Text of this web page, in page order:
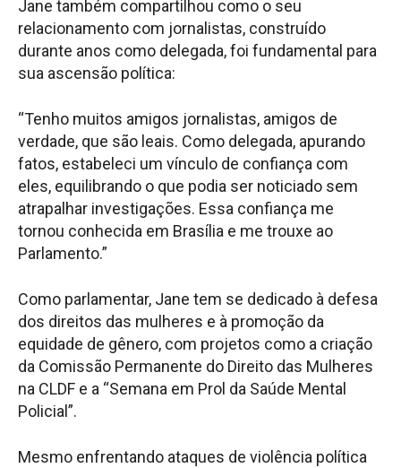
Jane também compartilhou como o seu
relacionamento com jornalistas, construído
durante anos como delegada, foi fundamental para
sua ascensão política:
“Tenho muitos amigos jornalistas, amigos de
verdade, que são leais. Como delegada, apurando
fatos, estabeleci um vínculo de confiança com
eles, equilibrando o que podia ser noticiado sem
atrapalhar investigações. Essa confiança me
tornou conhecida em Brasília e me trouxe ao
Parlamento.”
Como parlamentar, Jane tem se dedicado à defesa
dos direitos das mulheres e à promoção da
equidade de gênero, com projetos como a criação
da Comissão Permanente do Direito das Mulheres
na CLDF e a “Semana em Prol da Saúde Mental
Policial”.
Mesmo enfrentando ataques de violência política